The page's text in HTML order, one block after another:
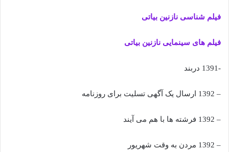
فیلم شناسی نازنین بیاتی
فیلم های سینمایی نازنین بیاتی
-1391 دربند
– 1392 ارسال یک آگهی تسلیت برای روزنامه
– 1392 فرشته ها با هم می آیند
– 1392 مردن به وقت شهریور